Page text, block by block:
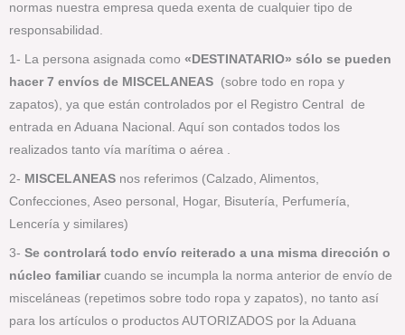
normas nuestra empresa queda exenta de cualquier tipo de
responsabilidad.
1- La persona asignada como «DESTINATARIO» sólo se pueden
hacer 7 envíos de MISCELANEAS (sobre todo en ropa y
zapatos), ya que están controlados por el Registro Central de
entrada en Aduana Nacional. Aquí son contados todos los
realizados tanto vía marítima o aérea .
2- MISCELANEAS nos referimos (Calzado, Alimentos,
Confecciones, Aseo personal, Hogar, Bisutería, Perfumería,
Lencería y similares)
3- Se controlará todo envío reiterado a una misma dirección o
núcleo familiarcuando se incumpla la norma anterior de envío de
misceláneas (repetimos sobre todo ropa y zapatos), no tanto así
para los artículos o productos AUTORIZADOS por la Aduana